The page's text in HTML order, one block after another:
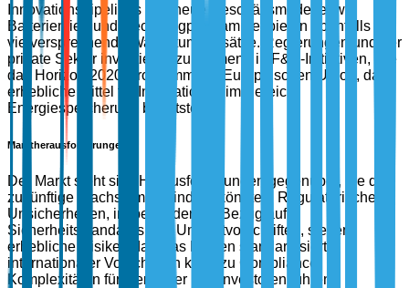
Innovationspipelines und neue Geschäftsmodelle, wie
Batteriemiet- und Recyclingprogramme, bieten ebenfalls
vielversprechende Wachstumsansätze. Regierungen und der
private Sektor investieren zunehmend in F&E-Initiativen, wie
das Horizon 2020-Programm der Europäischen Union, das
erhebliche Mittel für Innovationen im Bereich
Energiespeicherung bereitstellt.
Marktherausforderungen
Der Markt sieht sich Herausforderungen gegenüber, die das
zukünftige Wachstum behindern könnten. Regulatorische
Unsicherheiten, insbesondere in Bezug auf
Sicherheitsstandards und Umweltvorschriften, stellen
erhebliche Risiken dar. Das Fehlen standardisierter
internationaler Vorschriften kann zu Compliance-
Komplexitäten für Hersteller und Investoren führen.